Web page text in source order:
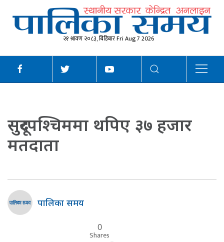
२१ श्रावण २०८३, बिहिबार Fri Aug 7 2026
सुदूरपश्चिममा थपिए ३७ हजार
मतदाता
पालिका समय
0
Shares